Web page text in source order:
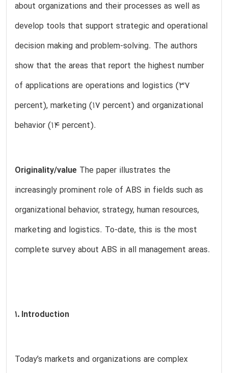
about organizations and their processes as well as
develop tools that support strategic and operational
decision making and problem-solving. The authors
show that the areas that report the highest number
of applications are operations and logistics (37
percent), marketing (17 percent) and organizational
behavior (14 percent).
Originality/value The paper illustrates the
increasingly prominent role of ABS in fields such as
organizational behavior, strategy, human resources,
marketing and logistics. To-date, this is the most
complete survey about ABS in all management areas.
1. Introduction
Today’s markets and organizations are complex